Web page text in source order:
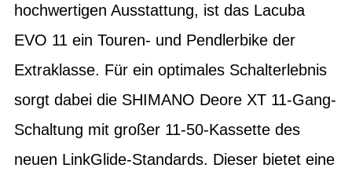
hochwertigen Ausstattung, ist das Lacuba
EVO 11 ein Touren- und Pendlerbike der
Extraklasse. Für ein optimales Schalterlebnis
sorgt dabei die SHIMANO Deore XT 11-Gang-
Schaltung mit großer 11-50-Kassette des
neuen LinkGlide-Standards. Dieser bietet eine